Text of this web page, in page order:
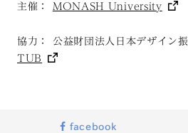
主催： MONASH University
協力： 公益財団法人日本デザイン振
TUB
facebook